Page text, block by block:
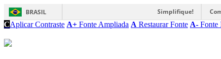
BRASIL Simplifique!
CAplicar Contraste A+ Fonte Ampliada A Restaurar Fonte A- Fonte